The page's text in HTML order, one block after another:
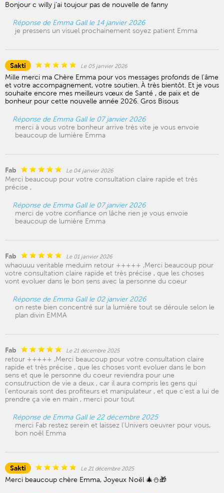
Bonjour c willy j'ai toujour pas de nouvelle de fanny
Réponse de Emma Gall le 14 janvier 2026
je pressens un visuel prochainement soyez patient Emma
Sakti Le 05 janvier 2026
Mille merci ma Chère Emma pour vos messages profonds de l'âme
et votre accompagnement, votre soutien. À très bientôt. Et je vous
souhaite encore mes meilleurs vœux de Santé , de paix et de
bonheur pour cette nouvelle année 2026. Gros Bisous
Réponse de Emma Gall le 07 janvier 2026
merci à vous votre bonheur arrive très vite je vous envoie
beaucoup de lumière Emma
Fab Le 04 janvier 2026
Merci beaucoup pour votre consultation claire rapide et très
précise ,
Réponse de Emma Gall le 07 janvier 2026
merci de votre confiance on lâche rien je vous envoie
beaucoup de lumière Emma
Fab Le 01 janvier 2026
whaouuu veritable meduim retour +++++ ,Merci beaucoup pour
votre consultation claire rapide et très précise , que les choses
vont evoluer dans le bon sens avec la personne du coeur
Réponse de Emma Gall le 02 janvier 2026
on reste bien concentré sur la lumière tout se déroule selon le
plan divin EMMA
Fab Le 21 décembre 2025
retour +++++ ,Merci beaucoup pour votre consultation claire
rapide et très précise , que les choses vont evoluer dans le bon
sens et que le personne du coeur reviendra pour une
consutruction de vie a deux , car il aura compris les gens qui
l'entourais sont des profiteurs et manipulateur , et que c'est a lui de
prendre ça vie en main , merci pour tout
Réponse de Emma Gall le 22 décembre 2025
merci Fab restez serein et laissez l'Univers oeuvrer pour vous,
bon noël Emma
Sakti Le 21 décembre 2025
Merci beaucoup chère Emma, Joyeux Noël 🎄⛄🎁